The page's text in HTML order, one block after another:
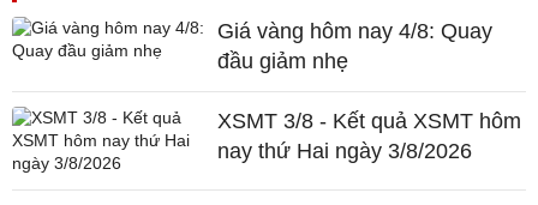
Giá vàng hôm nay 4/8: Quay
đầu giảm nhẹ
XSMT 3/8 - Kết quả XSMT hôm
nay thứ Hai ngày 3/8/2026